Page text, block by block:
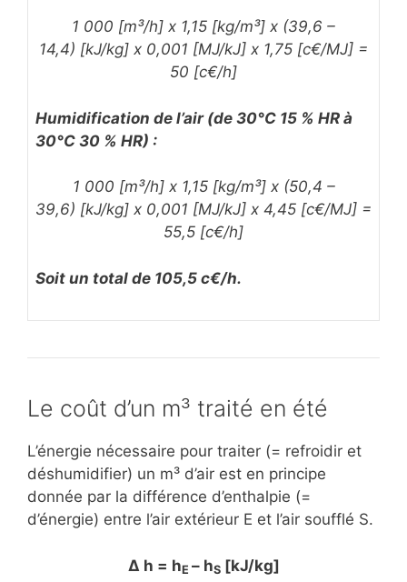
1 000 [m³/h] x 1,15 [kg/m³] x (39,6 –
14,4) [kJ/kg] x 0,001 [MJ/kJ] x 1,75 [c€/MJ] =
50 [c€/h]
Humidification de l’air (de 30°C 15 % HR à
30°C 30 % HR) :
1 000 [m³/h] x 1,15 [kg/m³] x (50,4 –
39,6) [kJ/kg] x 0,001 [MJ/kJ] x 4,45 [c€/MJ] =
55,5 [c€/h]
Soit un total de 105,5 c€/h.
Le coût d’un m³ traité en été
L’énergie nécessaire pour traiter (= refroidir et
déshumidifier) un m³ d’air est en principe
donnée par la différence d’enthalpie (=
d’énergie) entre l’air extérieur E et l’air soufflé S.
Δ h = hE – hS[kJ/kg]